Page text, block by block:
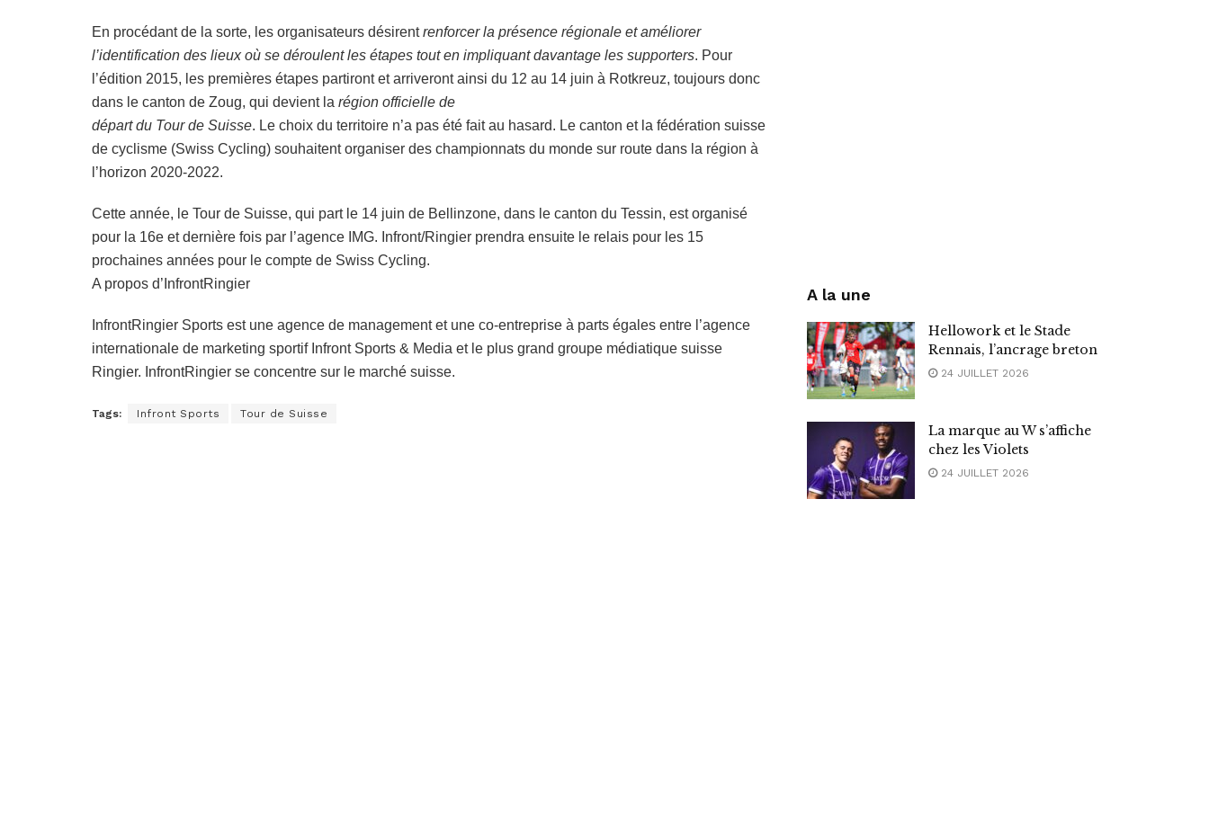
En procédant de la sorte, les organisateurs désirentrenforcer la présence régionale et améliorer
l’identification des lieux où se déroulent les étapes tout en impliquant davantage les supporters. Pour
l’édition 2015, les premières étapes partiront et arriveront ainsi du 12 au 14 juin à Rotkreuz, toujours donc
dans le canton de Zoug, qui devient la région officielle de
départ du Tour de Suisse. Le choix du territoire n’a pas été fait au hasard. Le canton et la fédération suisse
de cyclisme (Swiss Cycling) souhaitent organiser des championnats du monde sur route dans la région à
l’horizon 2020-2022.
Cette année, le Tour de Suisse, qui part le 14 juin de Bellinzone, dans le canton du Tessin, est organisé
pour la 16e et dernière fois par l’agence IMG. Infront/Ringier prendra ensuite le relais pour les 15
prochaines années pour le compte de Swiss Cycling.
A propos d’InfrontRingier
InfrontRingier Sports est une agence de management et une co-entreprise à parts égales entre l’agence
internationale de marketing sportif Infront Sports & Media et le plus grand groupe médiatique suisse
Ringier. InfrontRingier se concentre sur le marché suisse.
Tags: Infront Sports Tour de Suisse
A la une
Hellowork et le Stade
Rennais, l’ancrage breton
24 JUILLET 2026
La marque au W s’affiche
chez les Violets
24 JUILLET 2026